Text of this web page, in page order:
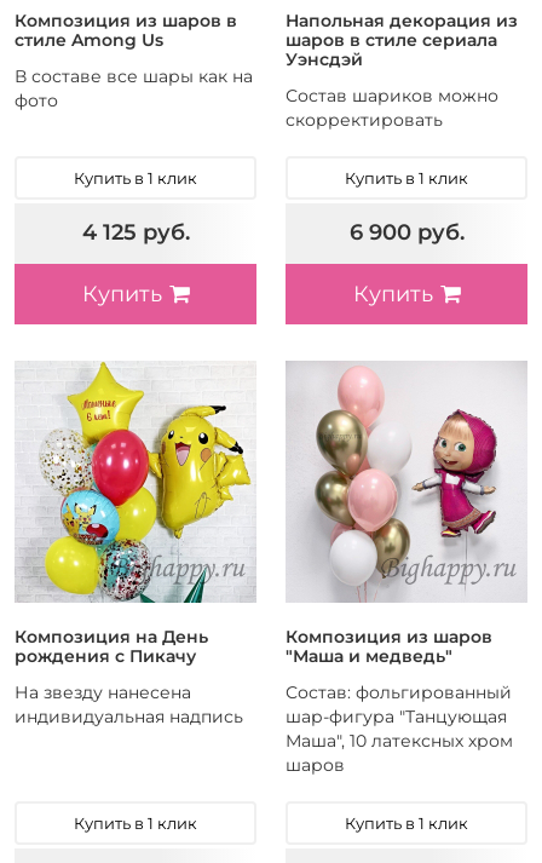
Hello Kitty
Фольгированные шары Куклы LOL
Корпорация монстров шары
Among us (Амонс Ас)
Шары Синий трактор Шары Король Лев
Шары Буба Шарики Феи
Шары Пикачу Губка Боб (Спанч Боб)
Лабубу (Labubu) Буратино
Простоквашино Зверополис
Кот Басик
Композиция из шаров в
стиле Among Us
В составе все шары как на
фото
Купить в 1 клик
4 125 руб.
Купить
Напольная декорация из
шаров в стиле сериала
Уэнсдэй
Состав шариков можно
скорректировать
Купить в 1 клик
6 900 руб.
Купить
Композиция на День
рождения с Пикачу
На звезду нанесена
индивидуальная надпись
Купить в 1 клик
Композиция из шаров
"Маша и медведь"
Состав: фольгированный
шар-фигура "Танцующая
Маша", 10 латексных хром
шаров
Купить в 1 клик